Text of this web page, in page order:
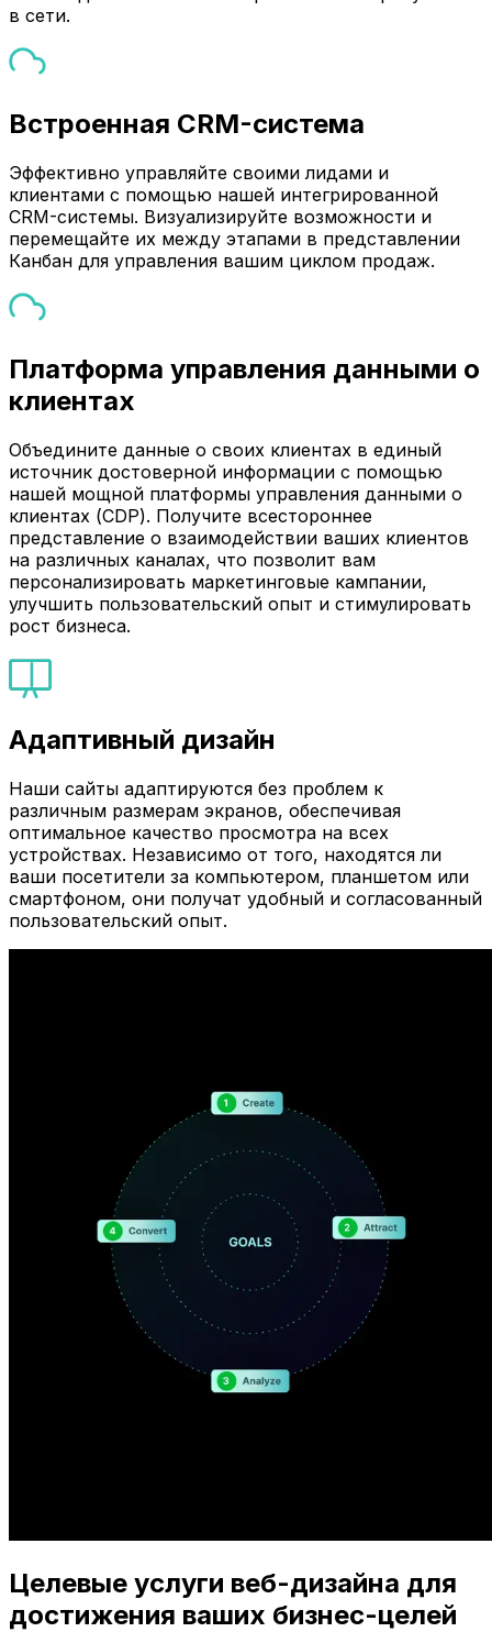
в сети.
Встроенная CRM-система
Эффективно управляйте своими лидами и
клиентами с помощью нашей интегрированной
CRM-системы. Визуализируйте возможности и
перемещайте их между этапами в представлении
Канбан для управления вашим циклом продаж.
Платформа управления данными о
клиентах
Объедините данные о своих клиентах в единый
источник достоверной информации с помощью
нашей мощной платформы управления данными о
клиентах (CDP). Получите всестороннее
представление о взаимодействии ваших клиентов
на различных каналах, что позволит вам
персонализировать маркетинговые кампании,
улучшить пользовательский опыт и стимулировать
рост бизнеса.
Адаптивный дизайн
Наши сайты адаптируются без проблем к
различным размерам экранов, обеспечивая
оптимальное качество просмотра на всех
устройствах. Независимо от того, находятся ли
ваши посетители за компьютером, планшетом или
смартфоном, они получат удобный и согласованный
пользовательский опыт.
Целевые услуги веб-дизайна для
достижения ваших бизнес-целей